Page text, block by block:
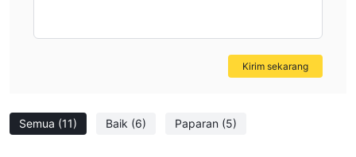
Semua (11) Baik (6) Paparan (5)
Kirim sekarang